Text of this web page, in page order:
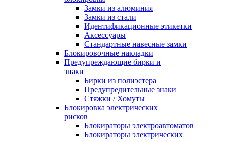
Замки из алюминия
Замки из стали
Идентификационные этикетки
Аксессуары
Стандартные навесные замки
Блокировочные накладки
Предупреждающие бирки и
знаки
Бирки из полиэстера
Предупредительные знаки
Стяжки / Хомуты
Блокировка электрических
рисков
Блокираторы электроавтоматов
Блокираторы электрических